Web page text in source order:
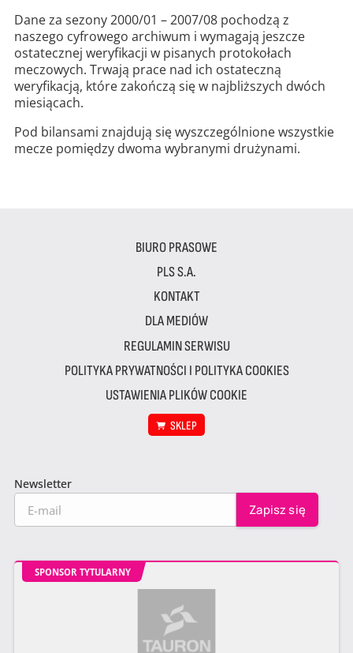
Dane za sezony 2000/01 – 2007/08 pochodzą z
naszego cyfrowego archiwum i wymagają jeszcze
ostatecznej weryfikacji w pisanych protokołach
meczowych. Trwają prace nad ich ostateczną
weryfikacją, które zakończą się w najbliższych dwóch
miesiącach.
Pod bilansami znajdują się wyszczególnione wszystkie
mecze pomiędzy dwoma wybranymi drużynami.
BIURO PRASOWE
PLS S.A.
KONTAKT
DLA MEDIÓW
REGULAMIN SERWISU
POLITYKA PRYWATNOŚCI I POLITYKA COOKIES
USTAWIENIA PLIKÓW COOKIE
SKLEP
Newsletter
SPONSOR TYTULARNY